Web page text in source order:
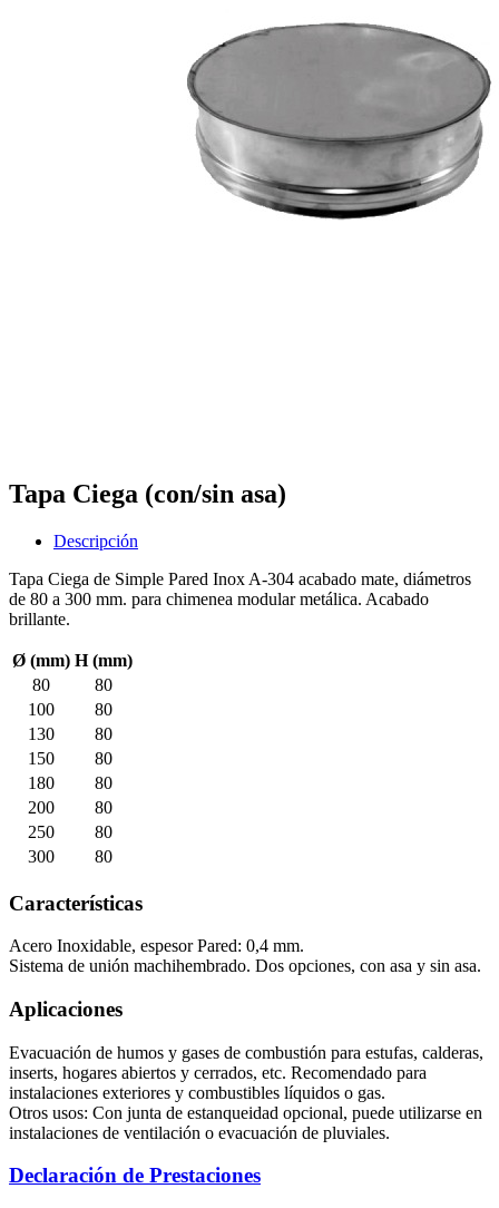
Tapa Ciega (con/sin asa)
Descripción
Tapa Ciega de Simple Pared Inox A-304 acabado mate, diámetros
de 80 a 300 mm. para chimenea modular metálica. Acabado
brillante.
Ø (mm) H (mm)
80
80
100
80
130
80
150
80
180
80
200
80
250
80
300
80
Características
Acero Inoxidable, espesor Pared: 0,4 mm.
Sistema de unión machihembrado. Dos opciones, con asa y sin asa.
Aplicaciones
Evacuación de humos y gases de combustión para estufas, calderas,
inserts, hogares abiertos y cerrados, etc. Recomendado para
instalaciones exteriores y combustibles líquidos o gas.
Otros usos: Con junta de estanqueidad opcional, puede utilizarse en
instalaciones de ventilación o evacuación de pluviales.
Declaración de Prestaciones